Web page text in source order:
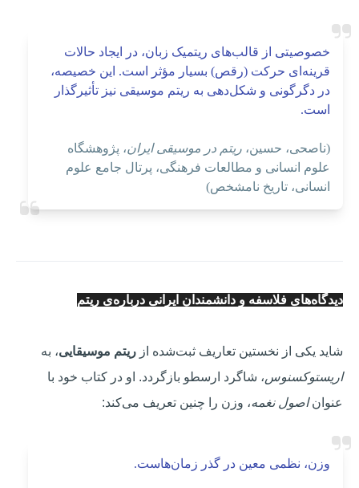
خصوصیتی از قالب‌های ریتمیک زبان، در ایجاد حالات
قرینه‌ای حرکت (رقص) بسیار مؤثر است. این خصیصه،
در دگرگونی و شکل‌دهی به ریتم موسیقی نیز تأثیرگذار
است.
(ناصحی، حسین، ریتم در موسیقی ایران، پژوهشگاه
علوم انسانی و مطالعات فرهنگی، پرتال جامع علوم
انسانی، تاریخ نامشخص)
دیدگاه‌های فلاسفه و دانشمندان ایرانی درباره‌ی ریتم
شاید یکی از نخستین تعاریف ثبت‌شده از ریتم موسیقایی، به
اریستوکسنوس، شاگرد ارسطو بازگردد. او در کتاب خود با
عنواناصول نغمه، وزن را چنین تعریف می‌کند:
وزن، نظمی معین در گذر زمان‌هاست.